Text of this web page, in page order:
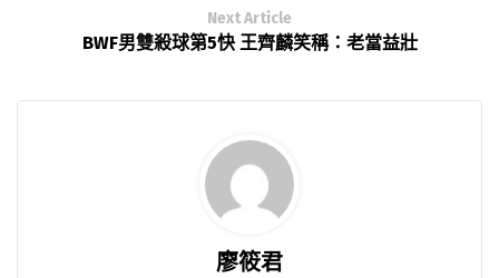
Next Article
BWF男雙殺球第5快 王齊麟笑稱：老當益壯
廖筱君